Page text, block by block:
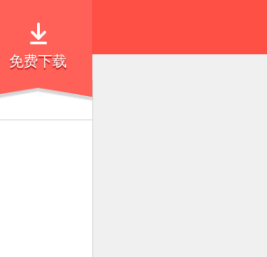
免费下载